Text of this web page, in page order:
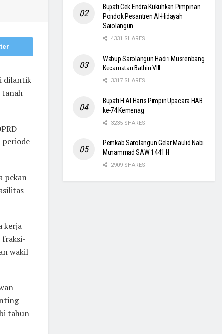
dilantik
tanah
periode
pekan
kerja
fraksi-
wakil
tahun
Bupati Cek Endra Kukuhkan Pimpinan
Pondok Pesantren Al-Hidayah
Sarolangun
4331 SHARES
Wabup Sarolangun Hadiri Musrenbang
Kecamatan Bathin VIII
3317 SHARES
Bupati H Al Haris Pimpin Upacara HAB
ke-74 Kemenag
3235 SHARES
Pemkab Sarolangun Gelar Maulid Nabi
Muhammad SAW 1441 H
2909 SHARES